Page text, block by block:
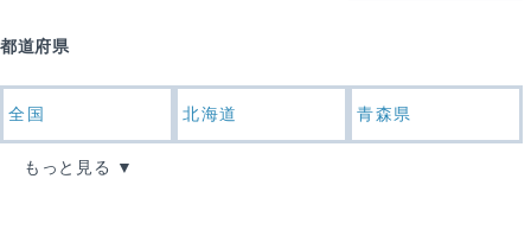
都道府県
全国 北海道 青森県
もっと見る